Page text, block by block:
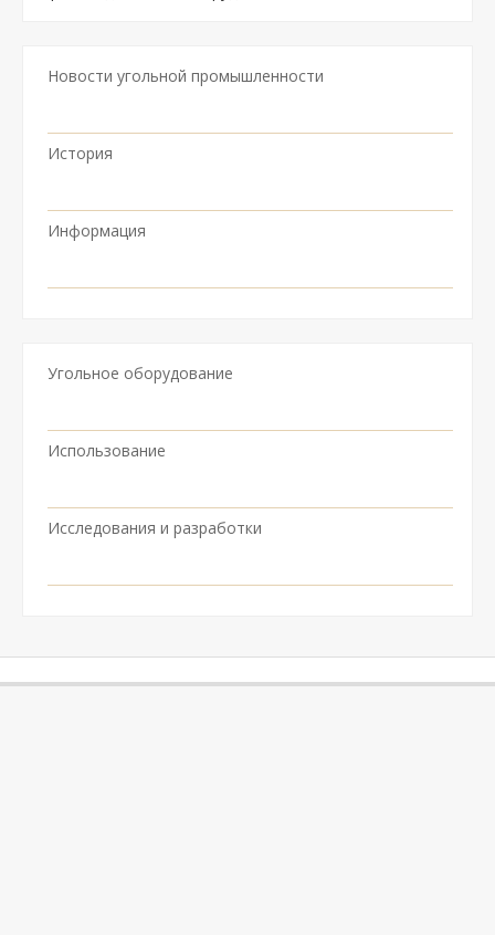
Новости угольной промышленности
История
Информация
Угольное оборудование
Использование
Исследования и разработки